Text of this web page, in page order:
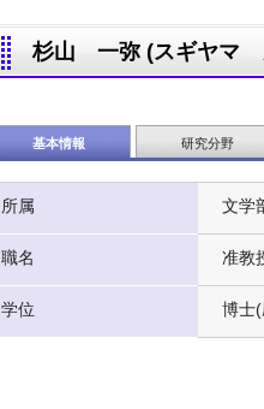
杉山 一弥 (スギヤマ
基本情報 研究分野
所属 文学
職名 准教
学位 博士